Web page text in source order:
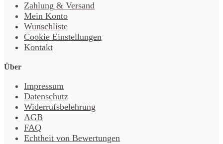
Zahlung & Versand
Mein Konto
Wunschliste
Cookie Einstellungen
Kontakt
Über
Impressum
Datenschutz
Widerrufsbelehrung
AGB
FAQ
Echtheit von Bewertungen